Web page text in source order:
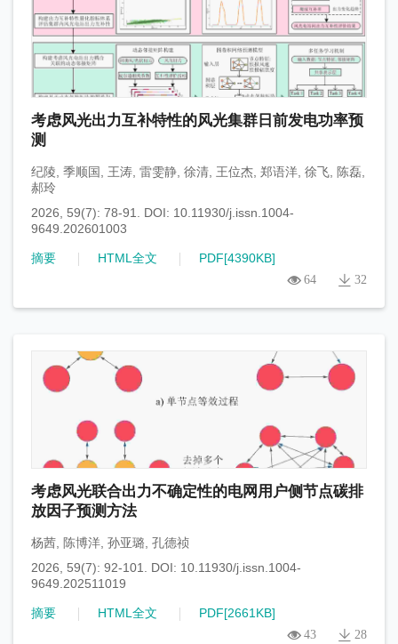
考虑风光出力互补特性的风光集群日前发电功率预
测
纪陵, 季顺国, 王涛, 雷雯静, 徐清, 王位杰, 郑语洋, 徐飞, 陈磊,
郝玲
2026, 59(7): 78-91. DOI: 10.11930/j.issn.1004-
9649.202601003
摘要 HTML全文 PDF[4390KB]
64 32
考虑风光联合出力不确定性的电网用户侧节点碳排
放因子预测方法
杨茜, 陈博洋, 孙亚璐, 孔德祯
2026, 59(7): 92-101. DOI: 10.11930/j.issn.1004-
9649.202511019
摘要 HTML全文 PDF[2661KB]
43 28